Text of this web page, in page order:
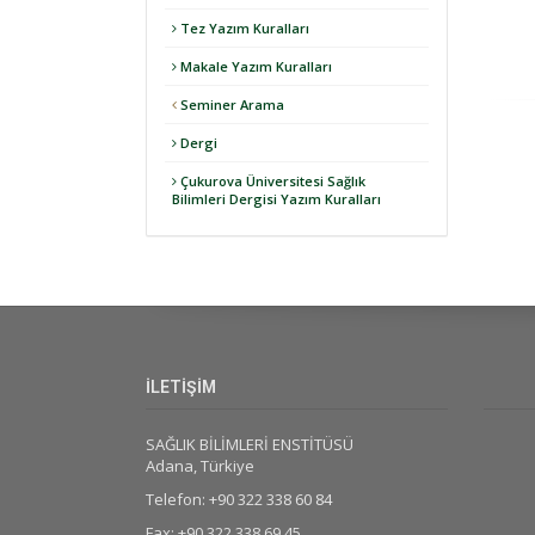
Tez Yazım Kuralları
Makale Yazım Kuralları
Seminer Arama
Dergi
Çukurova Üniversitesi Sağlık
Bilimleri Dergisi Yazım Kuralları
İLETİŞİM
SAĞLIK BİLİMLERİ ENSTİTÜSÜ
Adana, Türkiye
Telefon: +90 322 338 60 84